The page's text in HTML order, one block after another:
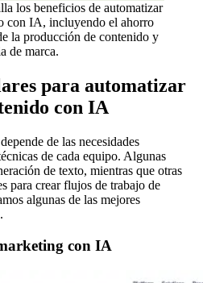
los beneficios de automatizar
con IA, incluyendo el ahorro
la producción de contenido y
de marca.
para automatizar
con IA
de las necesidades
de cada equipo. Algunas
de texto, mientras que otras
para crear flujos de trabajo de
algunas de las mejores
con IA